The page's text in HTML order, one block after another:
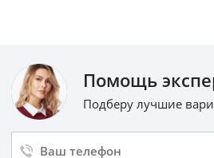
Помощь
Подберу лучшие